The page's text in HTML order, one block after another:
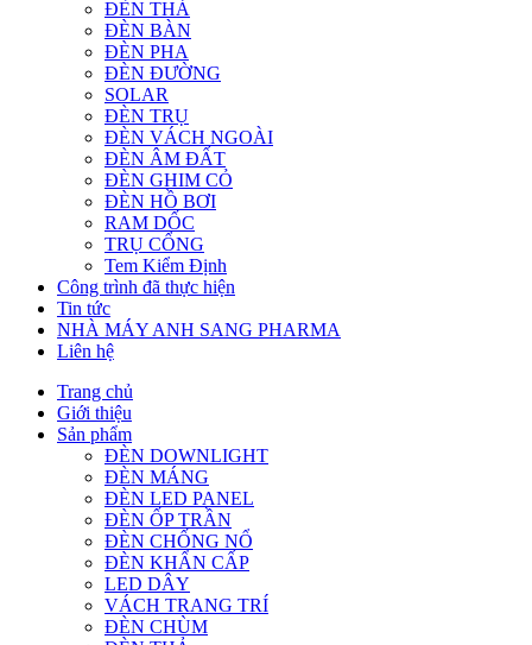
ĐÈN THẢ
ĐÈN BÀN
ĐÈN PHA
ĐÈN ĐƯỜNG
SOLAR
ĐÈN TRỤ
ĐÈN VÁCH NGOÀI
ĐÈN ÂM ĐẤT
ĐÈN GHIM CỎ
ĐÈN HỒ BƠI
RAM DỐC
TRỤ CỔNG
Tem Kiểm Định
Công trình đã thực hiện
Tin tức
NHÀ MÁY ANH SANG PHARMA
Liên hệ
Trang chủ
Giới thiệu
Sản phẩm
ĐÈN DOWNLIGHT
ĐÈN MÁNG
ĐÈN LED PANEL
ĐÈN ỐP TRẦN
ĐÈN CHỐNG NỔ
ĐÈN KHẨN CẤP
LED DÂY
VÁCH TRANG TRÍ
ĐÈN CHÙM